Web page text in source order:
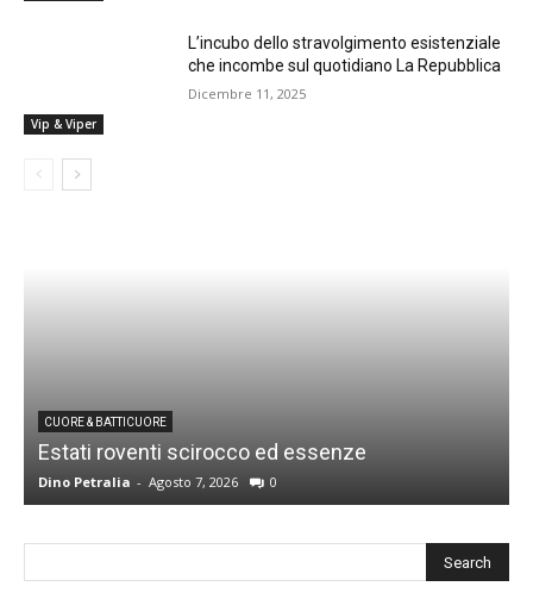
Vip & Viper
L’incubo dello stravolgimento esistenziale
che incombe sul quotidiano La Repubblica
Dicembre 11, 2025
CUORE & BATTICUORE
Estati roventi scirocco ed essenze
Dino Petralia - Agosto 7, 2026 0